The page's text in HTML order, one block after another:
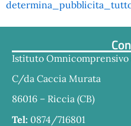
Istituto Omnicomprensivo
C/da Caccia Murata
86016 – Riccia (CB)
Tel: 0874/716801